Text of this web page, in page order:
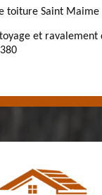
toiture Saint Maime
et